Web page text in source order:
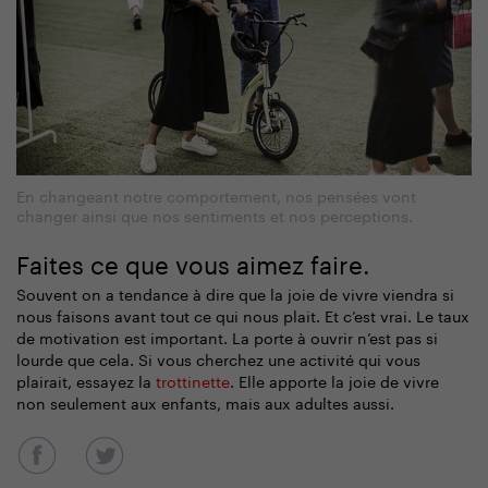
En changeant notre comportement, nos pensées vont
changer ainsi que nos sentiments et nos perceptions.
Faites ce que vous aimez faire.
Souvent on a tendance à dire que la joie de vivre viendra si
nous faisons avant tout ce qui nous plait. Et c’est vrai. Le taux
de motivation est important. La porte à ouvrir n’est pas si
lourde que cela. Si vous cherchez une activité qui vous
plairait, essayez la trottinette. Elle apporte la joie de vivre
non seulement aux enfants, mais aux adultes aussi.